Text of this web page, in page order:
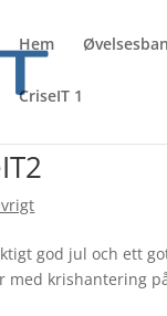
Hem
CriseIT 1
god jul och ett
med krishantering